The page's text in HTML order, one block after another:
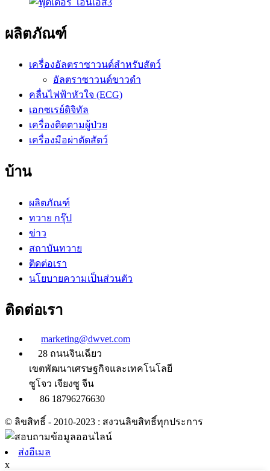
ผลิตภัณฑ์
เครื่องอัลตราซาวนด์สำหรับสัตว์
อัลตราซาวนด์ขาวดำ
คลื่นไฟฟ้าหัวใจ (ECG)
เอกซเรย์ดิจิทัล
เครื่องติดตามผู้ป่วย
เครื่องมือผ่าตัดสัตว์
บ้าน
ผลิตภัณฑ์
ทวาย กรุ๊ป
ข่าว
สถาบันทวาย
ติดต่อเรา
นโยบายความเป็นส่วนตัว
ติดต่อเรา
marketing@dwvet.com
28 ถนนจินเฉียว
เขตพัฒนาเศรษฐกิจและเทคโนโลยี
ซูโจว เจียงซู จีน
86 18796276630
© ลิขสิทธิ์ - 2010-2023 : สงวนลิขสิทธิ์ทุกประการ
ส่งอีเมล
x